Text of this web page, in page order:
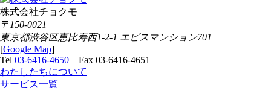
株式会社チョクモ
〒150-0021
東京都渋谷区恵比寿西1-2-1 エビスマンション701
[Google Map]
Tel 03-6416-4650 Fax 03-6416-4651
わたしたちについて
サービス一覧